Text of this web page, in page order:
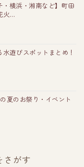
・横浜・湘南など】町田
火...
遊びスポットまとめ！
夏のお祭り・イベント
さがす